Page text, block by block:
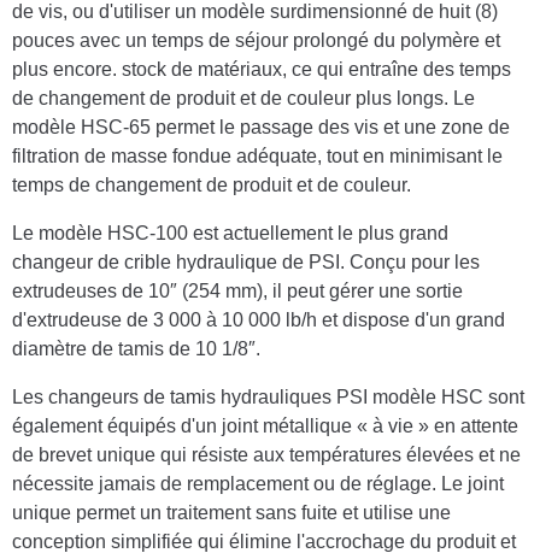
de vis, ou d'utiliser un modèle surdimensionné de huit (8)
pouces avec un temps de séjour prolongé du polymère et
plus encore. stock de matériaux, ce qui entraîne des temps
de changement de produit et de couleur plus longs. Le
modèle HSC-65 permet le passage des vis et une zone de
filtration de masse fondue adéquate, tout en minimisant le
temps de changement de produit et de couleur.
Le modèle HSC-100 est actuellement le plus grand
changeur de crible hydraulique de PSI. Conçu pour les
extrudeuses de 10″ (254 mm), il peut gérer une sortie
d'extrudeuse de 3 000 à 10 000 lb/h et dispose d'un grand
diamètre de tamis de 10 1/8″.
Les changeurs de tamis hydrauliques PSI modèle HSC sont
également équipés d'un joint métallique « à vie » en attente
de brevet unique qui résiste aux températures élevées et ne
nécessite jamais de remplacement ou de réglage. Le joint
unique permet un traitement sans fuite et utilise une
conception simplifiée qui élimine l'accrochage du produit et